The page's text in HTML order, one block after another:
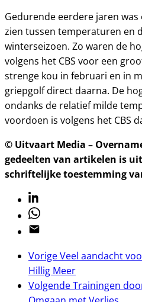
Gedurende eerdere jaren
zien tussen temperaturen en
winterseizoen. Zo waren de
volgens het CBS voor een
strenge kou in februari en in
griepgolf direct daarna. De
ondanks de relatief milde
voordoen is volgens het CBS
© Uitvaart Media –
gedeelten van artikelen is
schriftelijke toestemming
Linkedin
Whatsapp
Email
VorigeVeel aandacht
Hillig Meer
VolgendeTrainingen